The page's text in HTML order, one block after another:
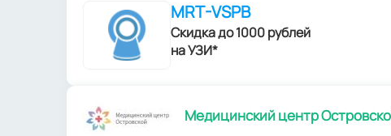
MRT-VSPB
Скидка до 1000 рублей
на УЗИ*
Медицинский центр